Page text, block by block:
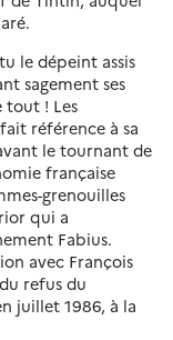
le dépeint assis
sagement ses
tout ! Les
référence à sa
le tournant de
française
grenouilles
qui a
Fabius.
avec François
refus du
juillet 1986, à la